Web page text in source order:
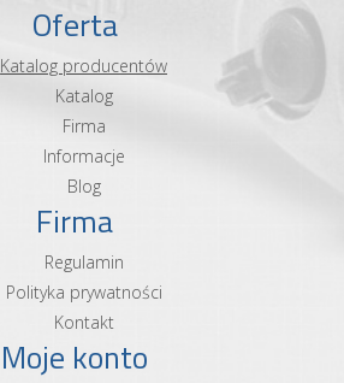
Oferta
Katalog producentów
Katalog
Firma
Informacje
Blog
Firma
Regulamin
Polityka prywatności
Kontakt
Moje konto